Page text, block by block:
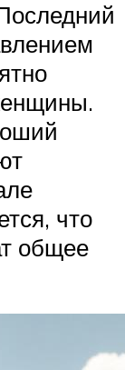
что
общее